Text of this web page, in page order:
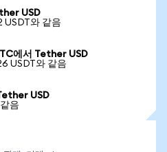
USD
와 같음
에서 Tether USD
USDT와 같음
USD
음